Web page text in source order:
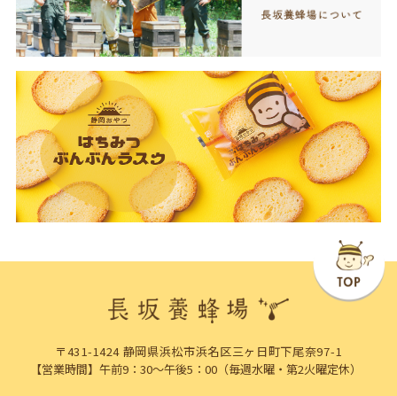
〒431-1424 静岡県浜松市浜名区三ヶ日町下尾奈97-1
【営業時間】午前9：30～午後5：00（毎週水曜・第2火曜定休）